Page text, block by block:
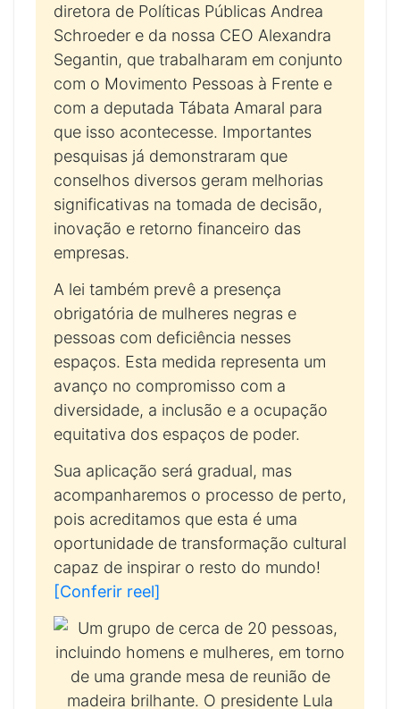
diretora de Políticas Públicas Andrea
Schroeder e da nossa CEO Alexandra
Segantin, que trabalharam em conjunto
com o Movimento Pessoas à Frente e
com a deputada Tábata Amaral para
que isso acontecesse. Importantes
pesquisas já demonstraram que
conselhos diversos geram melhorias
significativas na tomada de decisão,
inovação e retorno financeiro das
empresas.
A lei também prevê a presença
obrigatória de mulheres negras e
pessoas com deficiência nesses
espaços. Esta medida representa um
avanço no compromisso com a
diversidade, a inclusão e a ocupação
equitativa dos espaços de poder.
Sua aplicação será gradual, mas
acompanharemos o processo de perto,
pois acreditamos que esta é uma
oportunidade de transformação cultural
capaz de inspirar o resto do mundo!
[Conferir reel]